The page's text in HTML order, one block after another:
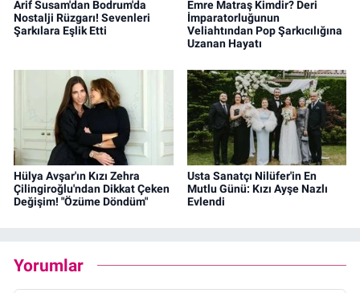
Arif Susam'dan Bodrum'da
Nostalji Rüzgarı! Sevenleri
Şarkılara Eşlik Etti
Emre Matraş Kimdir? Deri
İmparatorluğunun
Veliahtından Pop Şarkıcılığına
Uzanan Hayatı
Hülya Avşar'ın Kızı Zehra
Çilingiroğlu'ndan Dikkat Çeken
Değişim! "Özüme Döndüm"
Usta Sanatçı Nilüfer'in En
Mutlu Günü: Kızı Ayşe Nazlı
Evlendi
Yorumlar